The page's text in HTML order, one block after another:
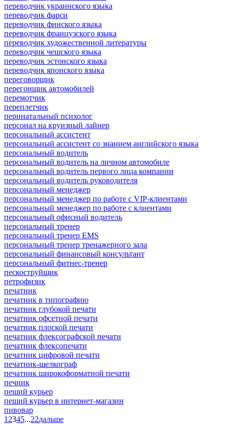
переводчик украинского языка
переводчик фарси
переводчик финского языка
переводчик французского языка
переводчик художественной литературы
переводчик чешского языка
переводчик эстонского языка
переводчик японского языка
переговорщик
перегонщик автомобилей
перемотчик
переплетчик
перинатальный психолог
персонал на круизный лайнер
персональный ассистент
персональный ассистент со знанием английского языка
персональный водитель
персональный водитель на личном автомобиле
персональный водитель первого лица компании
персональный водитель руководителя
персональный менеджер
персональный менеджер по работе с VIP-клиентами
персональный менеджер по работе с клиентами
персональный офисный водитель
персональный тренер
персональный тренер EMS
персональный тренер тренажерного зала
персональный финансовый консультант
персональный фитнес-тренер
пескоструйщик
петрофизик
печатник
печатник в типографию
печатник глубокой печати
печатник офсетной печати
печатник плоской печати
печатник флексографской печати
печатник флексопечати
печатник цифровой печати
печатник-шелкограф
печатник широкоформатной печати
печник
пеший курьер
пеший курьер в интернет-магазин
пивовар
1 2345...22дальше